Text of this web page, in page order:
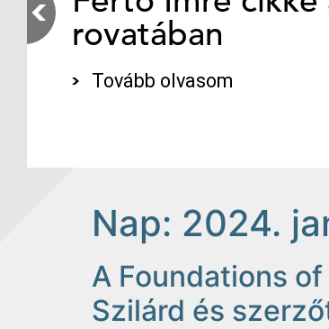
rovatában
Tovább olvasom
Nap: 2024.
A Foundations
Szilárd és